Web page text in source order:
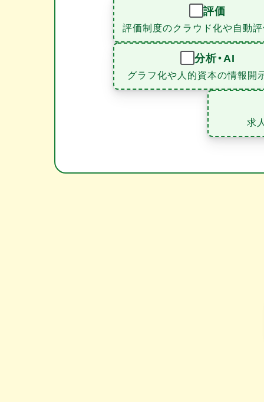
評価
評価制度のクラウド化や自動
分析・AI
グラフ化や人的資本の情報開
求